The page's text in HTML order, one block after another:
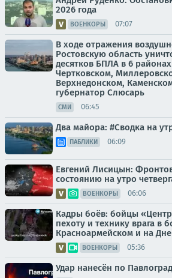
2026 года
ВОЕНКОРЫ 07:07
В ходе отражения
Ростовскую область
десятков БПЛА в 6
Чертковском,
Верхнедонском,
губернатор Слюсарь
СМИ 06:45
Два майора: #Сводка на
ПАБЛИКИ 06:09
Евгений Лисицын:
состоянию на утро
ВОЕНКОРЫ 06:06
Кадры боёв: бойцы
пехоту и технику врага в
Красноармейском и на
ВОЕНКОРЫ 05:36
Удар нанесён по